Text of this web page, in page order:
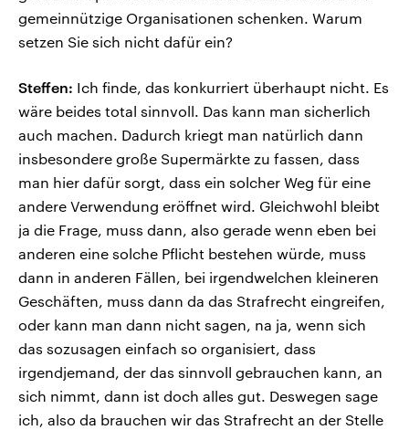
gemeinnützige Organisationen schenken. Warum
setzen Sie sich nicht dafür ein?
Steffen: Ich finde, das konkurriert überhaupt nicht. Es
wäre beides total sinnvoll. Das kann man sicherlich
auch machen. Dadurch kriegt man natürlich dann
insbesondere große Supermärkte zu fassen, dass
man hier dafür sorgt, dass ein solcher Weg für eine
andere Verwendung eröffnet wird. Gleichwohl bleibt
ja die Frage, muss dann, also gerade wenn eben bei
anderen eine solche Pflicht bestehen würde, muss
dann in anderen Fällen, bei irgendwelchen kleineren
Geschäften, muss dann da das Strafrecht eingreifen,
oder kann man dann nicht sagen, na ja, wenn sich
das sozusagen einfach so organisiert, dass
irgendjemand, der das sinnvoll gebrauchen kann, an
sich nimmt, dann ist doch alles gut. Deswegen sage
ich, also da brauchen wir das Strafrecht an der Stelle